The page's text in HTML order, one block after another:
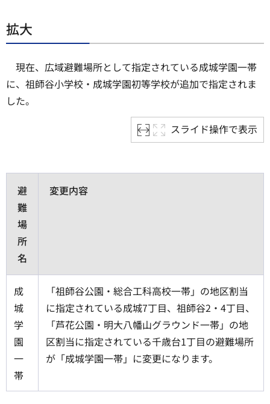
拡大
現在、広域避難場所として指定されている成城学園一帯
に、祖師谷小学校・成城学園初等学校が追加で指定されま
した。
スライド操作で表示
避
難
場
所
名
変更内容
成
城
学
園
一
帯
「祖師谷公園・総合工科高校一帯」の地区割当
に指定されている成城7丁目、祖師谷2・4丁目、
「芦花公園・明大八幡山グラウンド一帯」の地
区割当に指定されている千歳台1丁目の避難場所
が「成城学園一帯」に変更になります。